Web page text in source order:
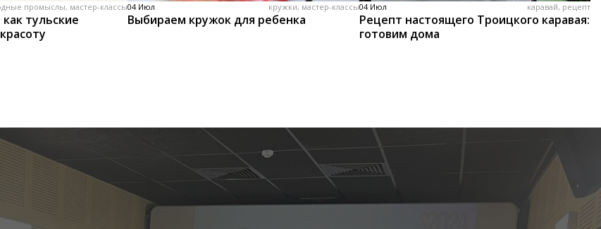
промыслы, мастер-классы
тульские
04 Июл кружки, мастер-классы
Выбираем кружок для ребенка
04 Июл каравай, рецепт
Рецепт настоящего Троицкого каравая:
готовим дома